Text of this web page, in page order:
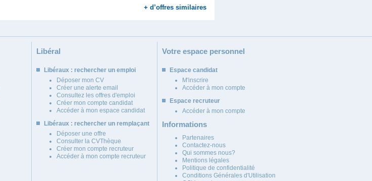
+ d’offres similaires
Libéral
Libéraux : rechercher un emploi
Déposer mon CV
Créer une alerte email
Consultez les offres d'emploi
Créer mon compte candidat
Accéder à mon espace candidat
Libéraux : rechercher un remplaçant
Déposer une offre
Consulter la CVThèque
Créer mon compte recruteur
Accéder à mon compte recruteur
Votre espace personnel
Espace candidat
M'inscrire
Accéder à mon compte
Espace recruteur
Accéder à mon compte
Informations
Partenaires
Contactez-nous
Qui sommes nous?
Mentions légales
Politique de confidentialité
Conditions Générales d'Utilisation